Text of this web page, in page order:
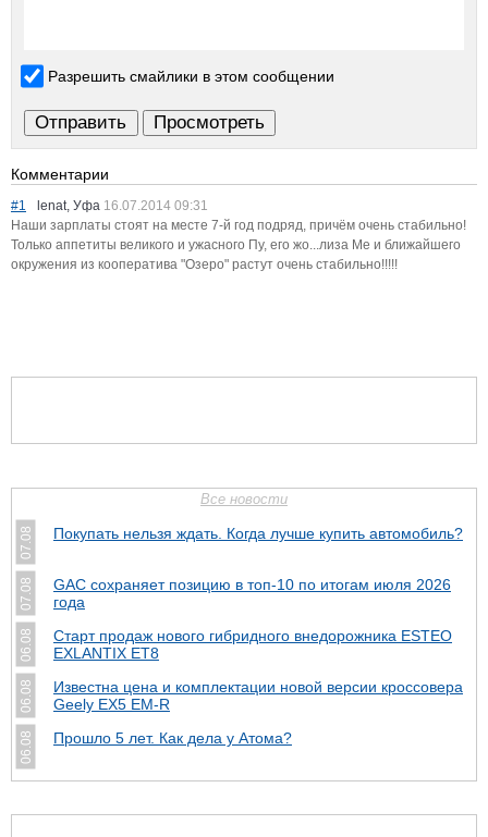
Разрешить смайлики в этом сообщении
Комментарии
#1 lenat, Уфа 16.07.2014 09:31
Наши зарплаты стоят на месте 7-й год подряд, причём очень стабильно!
Только аппетиты великого и ужасного Пу, его жо...лиза Ме и ближайшего
окружения из кооператива "Озеро" растут очень стабильно!!!!!
Все новости
07.08 Покупать нельзя ждать. Когда лучше купить автомобиль?
07.08
GAC сохраняет позицию в топ-10 по итогам июля 2026
года
06.08
Старт продаж нового гибридного внедорожника ESTEO
EXLANTIX ET8
06.08
Известна цена и комплектации новой версии кроссовера
Geely EX5 EM-R
06.08 Прошло 5 лет. Как дела у Атома?